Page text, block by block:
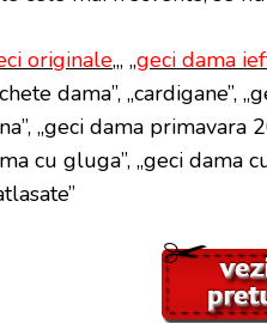
originale„, „geci dama
dama”, „cardigane”,
„geci dama primavara
cu gluga”, „geci dama